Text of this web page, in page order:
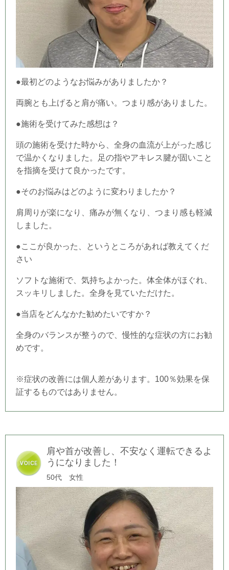
●最初どのようなお悩みがありましたか？
両腕とも上げると肩が痛い。つまり感がありました。
●施術を受けてみた感想は？
頭の施術を受けた時から、全身の血流が上がった感じ
で温かくなりました。足の指やアキレス腱が固いこと
を指摘を受けて良かったです。
●そのお悩みはどのように変わりましたか？
肩周りが楽になり、痛みが無くなり、つまり感も軽減
しました。
●ここが良かった、というところがあれば教えてくだ
さい
ソフトな施術で、気持ちよかった。体全体がほぐれ、
スッキリしました。全身を見ていただけた。
●当店をどんなかた勧めたいですか？
全身のバランスが整うので、慢性的な症状の方にお勧
めです。
※症状の改善には個人差があります。100％効果を保
証するものではありません。
肩や首が改善し、不安なく運転できるよ
うになりました！
50代 女性